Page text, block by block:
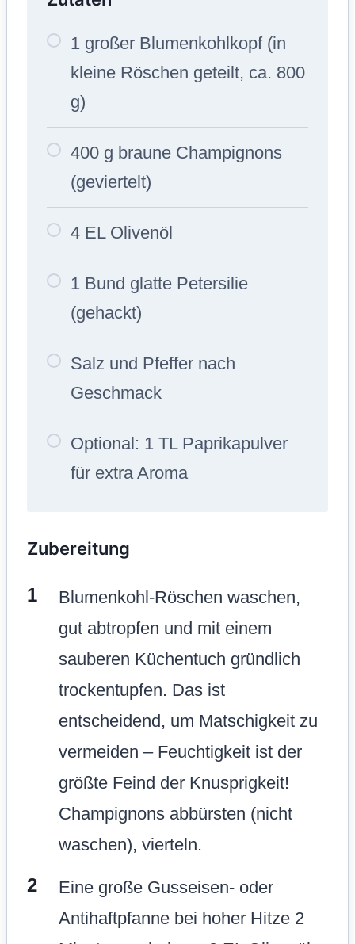
1 großer Blumenkohlkopf (in
kleine Röschen geteilt, ca. 800
g)
400 g braune Champignons
(geviertelt)
4 EL Olivenöl
1 Bund glatte Petersilie
(gehackt)
Salz und Pfeffer nach
Geschmack
Optional: 1 TL Paprikapulver
für extra Aroma
Zubereitung
Blumenkohl-Röschen waschen,
gut abtropfen und mit einem
sauberen Küchentuch gründlich
trockentupfen. Das ist
entscheidend, um Matschigkeit zu
vermeiden – Feuchtigkeit ist der
größte Feind der Knusprigkeit!
Champignons abbürsten (nicht
waschen), vierteln.
Eine große Gusseisen- oder
Antihaftpfanne bei hoher Hitze 2